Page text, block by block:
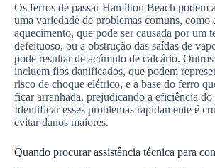
Os ferros de passar Hamilton Beach podem
uma variedade de problemas comuns, como
aquecimento, que pode ser causada por um
defeituoso, ou a obstrução das saídas de
pode resultar de acúmulo de calcário.
incluem fios danificados, que podem
risco de choque elétrico, e a base do ferro
ficar arranhada, prejudicando a eficiência do
Identificar esses problemas rapidamente é
evitar danos maiores.
Quando procurar assistência técnica para